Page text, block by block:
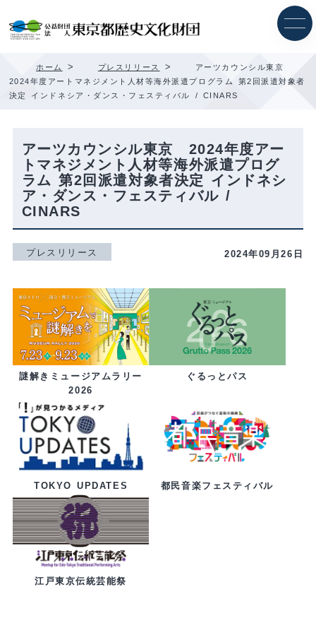
ッ
プ
ホーム > プレスリリース >
アーツカウンシル東京
2024年度アートマネジメント人材等海外派遣プログラム 第2回派遣対象者
決定 インドネシア・ダンス・フェスティバル / CINARS
アーツカウンシル東京 2024年度アー
トマネジメント人材等海外派遣プログ
ラム 第2回派遣対象者決定 インドネシ
ア・ダンス・フェスティバル /
CINARS
プレスリリース 2024年09月26日
謎解きミュージアムラリー
2026
ぐるっとパス
TOKYO UPDATES 都民音楽フェスティバル
江戸東京伝統芸能祭